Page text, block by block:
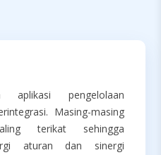
aplikasi pengelolaan
Masing-masing
terikat sehingga
aturan dan sinergi